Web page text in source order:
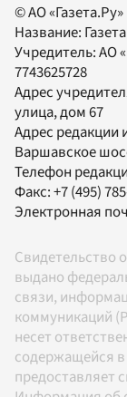
© АО
Название:
Учредитель:АО
7743625728
Адрес
улица, дом 67
Адрес редакции
Варшавское
Телефон
Факс:+7 (495)
Электронная
Свидетельство
выдано
связи,
коммуникаций
несет
содержащейся
предоставляет